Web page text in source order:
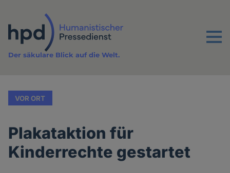
Inhalt
Menu
Der säkulare Blick auf die Welt.
VOR ORT
Plakataktion für
Kinderrechte gestartet